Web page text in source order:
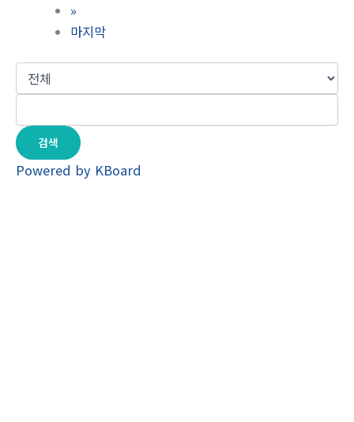
»
마지막
검색
Powered by KBoard